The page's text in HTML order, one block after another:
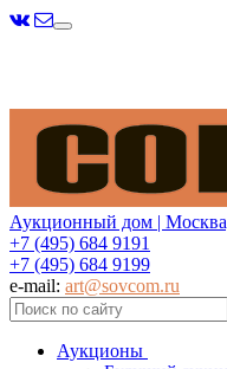
Меню
Аукционный дом |
+7 (495) 684 9191
+7 (495) 684 9199
e-mail: art@sovcom.ru
Аукционы